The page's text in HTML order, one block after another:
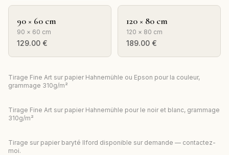
90 × 60 cm
90 × 60 cm
129.00 €
120 × 80 cm
120 × 80 cm
189.00 €
Tirage Fine Art sur papier Hahnemühle ou Epson pour la couleur,
grammage 310g/m²
Tirage Fine Art sur papier Hahnemühle pour le noir et blanc, grammage
310g/m²
Tirage sur papier baryté Ilford disponible sur demande — contactez-
moi.